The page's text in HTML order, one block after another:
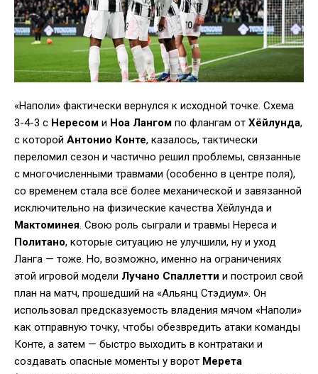
«Наполи» фактически вернулся к исходной точке. Схема
3-4-3 с Нересом и Ноа Лангом по флангам от Хёйлунда,
с которой Антонио Конте, казалось, тактически
переломил сезон и частично решил проблемы, связанные
с многочисленными травмами (особенно в центре поля),
со временем стала всё более механической и завязанной
исключительно на физические качества Хёйлунда и
Мактоминея. Свою роль сыграли и травмы Нереса и
Политано, которые ситуацию не улучшили, ну и уход
Ланга — тоже. Но, возможно, именно на ограничениях
этой игровой модели Лучано Спаллетти и построил свой
план на матч, прошедший на «Альянц Стэдиум». Он
использовал предсказуемость владения мячом «Наполи»
как отправную точку, чтобы обезвредить атаки команды
Конте, а затем — быстро выходить в контратаки и
создавать опасные моменты у ворот Мерета